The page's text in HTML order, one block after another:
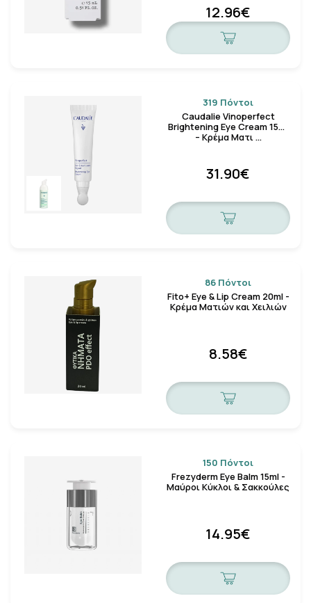
12.96€
319 Πόντοι
Caudalie Vinoperfect
Brightening Eye Cream 15ml
– Κρέμα Ματι …
31.90€
86 Πόντοι
Fito+ Eye & Lip Cream 20ml -
Κρέμα Ματιών και Χειλιών
8.58€
150 Πόντοι
Frezyderm Eye Balm 15ml -
Μαύροι Κύκλοι & Σακκούλες
14.95€